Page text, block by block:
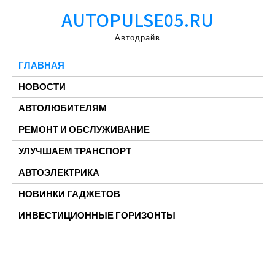
AUTOPULSE05.RU
Автодрайв
ГЛАВНАЯ
НОВОСТИ
АВТОЛЮБИТЕЛЯМ
РЕМОНТ И ОБСЛУЖИВАНИЕ
УЛУЧШАЕМ ТРАНСПОРТ
АВТОЭЛЕКТРИКА
НОВИНКИ ГАДЖЕТОВ
ИНВЕСТИЦИОННЫЕ ГОРИЗОНТЫ